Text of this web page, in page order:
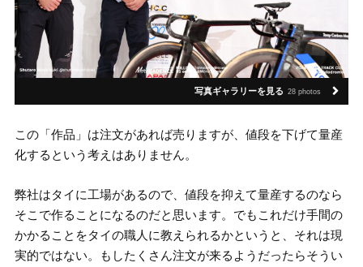
写真ギャラリーを見る 28 photos
この「作品」は注文があれば売りますが、値段を下げて量産
化するという考えはありません。
弊社はタイに工場があるので、値段を抑えて量産するのなら
そこで作ることになるのだと思います。でもこれだけ手間の
かかることをタイの職人に教えられるかというと、それは現
実的ではない。もしたくさん注文が来るようだったらそうい